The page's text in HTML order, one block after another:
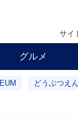
サイ
グルメ
どうぶつえ